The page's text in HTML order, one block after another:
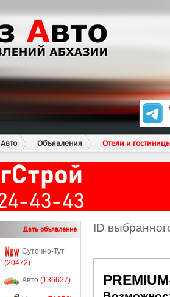
Авто Объявления Отели и
Дать объявление
Суточно-Тут
(20472)
Авто (136627)
ID